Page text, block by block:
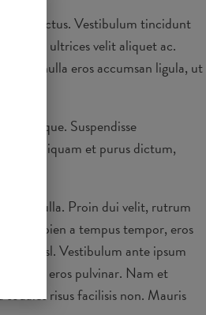
lectus. Vestibulum tincidunt
vel ultrices velit aliquet ac.
nulla eros accumsan ligula, ut
neque. Suspendisse
Aliquam et purus dictum,
nulla. Proin dui velit, rutrum
sapien a tempus tempor, eros
nisl. Vestibulum ante ipsum
eros pulvinar. Nam et
risus facilisis non. Mauris